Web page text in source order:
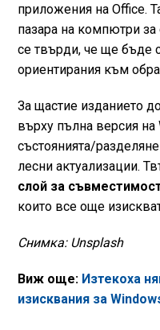
приложения на Office.
пазара на компютри
се твърди, че ще бъде
ориентирания към
За щастие изданието
върху пълна версия
състоянията/
лесни актуализации.
слой за
които все още
Снимка: Unsplash
Виж още: Изтекоха
изисквания за